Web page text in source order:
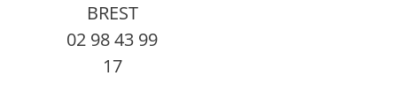
BREST
02 98 43 99
17